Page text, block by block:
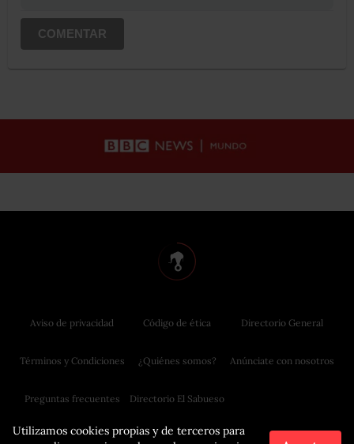
COMENTAR
Utilizamos cookies propias y de terceros para
Aviso de privacidad
Términos y Condiciones
Preguntas frecuentes
Código de ética
¿Quiénes somos?
Directorio El Sabueso
Directorio General
Anúnciate con nosotros